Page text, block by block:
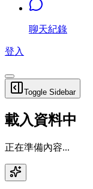
聊天紀錄
登入
Toggle Sidebar
載入資料中
正在準備內容...